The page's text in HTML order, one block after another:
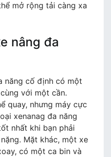
mở rộng tải càng xa
nâng đa
năng cố định có một
với một cần.
quay, nhưng máy cực
xenanag đa năng
nhất khi bạn phải
Mặt khác, một xe
có một ca bin và